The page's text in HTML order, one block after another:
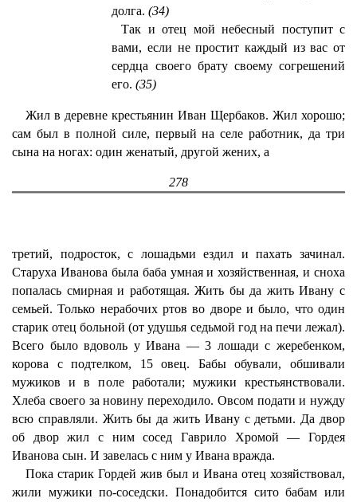
долга.(34)
Так и отец мой небесный поступит с
вами, если не простит каждый из вас от
сердца своего брату своему согрешений
его.(35)
Жил в деревне крестьянин Иван Щербаков. Жил хорошо;
сам был в полной силе, первый на селе работник, да три
сына на ногах: один женатый, другой жених, а
278
третий, подросток, с лошадьми ездил и пахать зачинал.
Старуха Иванова была баба умная и хозяйственная, и сноха
попалась смирная и работящая. Жить бы да жить Ивану с
семьей. Только нерабочих ртов во дворе и было, что один
старик отец больной (от удушья седьмой год на печи лежал).
Всего было вдоволь у Ивана — 3 лошади с жеребенком,
корова с подтелком, 15 овец. Бабы обували, обшивали
мужиков и в поле работали; мужики крестьянствовали.
Хлеба своего за новину переходило. Овсом подати и нужду
всю справляли. Жить бы да жить Ивану с детьми. Да двор
об двор жил с ним сосед Гаврило Хромой — Гордея
Иванова сын. И завелась с ним у Ивана вражда.
Пока старик Гордей жив был и Ивана отец хозяйствовал,
жили мужики по-соседски. Понадобится сито бабам или